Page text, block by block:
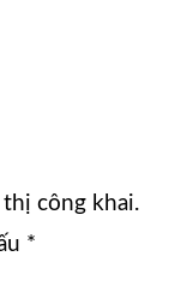
thị công khai.
*